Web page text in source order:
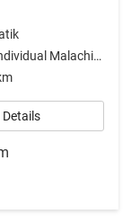
BMW Individual Malachite Green II metallic
Details